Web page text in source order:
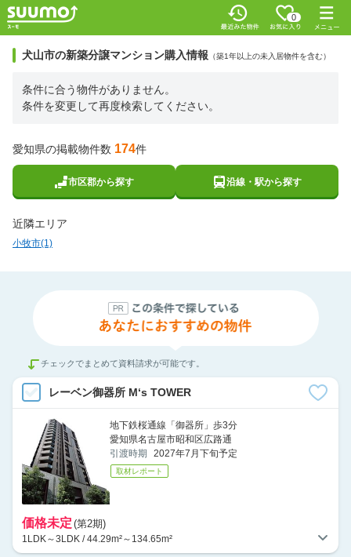
0
犬山市の新築分譲マンション購入情報 （築1年以上の未入居物件を含む）
条件に合う物件がありません。
条件を変更して再度検索してください。
愛知県の掲載物件数 174件
市区郡から探す 沿線・駅から探す
近隣エリア
小牧市(1)
チェックでまとめて資料請求が可能です。
レーベン御器所 M‘s TOWER
地下鉄桜通線「御器所」歩3分
愛知県名古屋市昭和区広路通
引渡時期
2027年7月下旬予定
取材レポート
価格未定 (第2期)
1LDK～3LDK / 44.29m²～134.65m²